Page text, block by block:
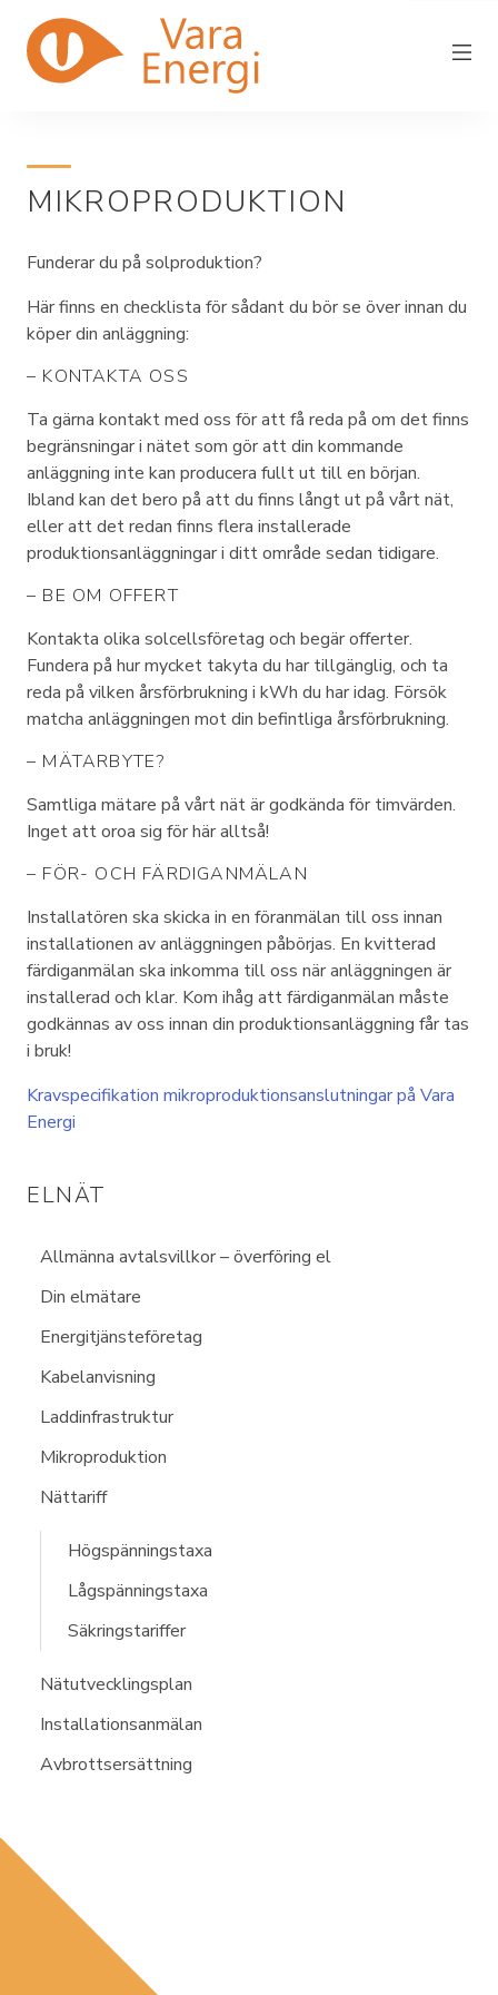
Vara Energi
Elnät
Elhandel
Driftstörning
Fjärrvärme
In/utflytt
Kundservice
MIKROPRODUKTION
Funderar du på solproduktion?
Här finns en checklista för sådant du bör se över innan du
köper din anläggning:
– KONTAKTA OSS
Ta gärna kontakt med oss för att få reda på om det finns
begränsningar i nätet som gör att din kommande
anläggning inte kan producera fullt ut till en början.
Ibland kan det bero på att du finns långt ut på vårt nät,
eller att det redan finns flera installerade
produktionsanläggningar i ditt område sedan tidigare.
– BE OM OFFERT
Kontakta olika solcellsföretag och begär offerter.
Fundera på hur mycket takyta du har tillgänglig, och ta
reda på vilken årsförbrukning i kWh du har idag. Försök
matcha anläggningen mot din befintliga årsförbrukning.
– MÄTARBYTE?
Samtliga mätare på vårt nät är godkända för timvärden.
Inget att oroa sig för här alltså!
– FÖR- OCH FÄRDIGANMÄLAN
Installatören ska skicka in en föranmälan till oss innan
installationen av anläggningen påbörjas. En kvitterad
färdiganmälan ska inkomma till oss när anläggningen är
installerad och klar. Kom ihåg att färdiganmälan måste
godkännas av oss innan din produktionsanläggning får tas
i bruk!
Kravspecifikation mikroproduktionsanslutningar på Vara
Energi
ELNÄT
Allmänna avtalsvillkor – överföring el
Din elmätare
Energitjänsteföretag
Kabelanvisning
Laddinfrastruktur
Mikroproduktion
Nättariff
Högspänningstaxa
Lågspänningstaxa
Säkringstariffer
Nätutvecklingsplan
Installationsanmälan
Avbrottsersättning